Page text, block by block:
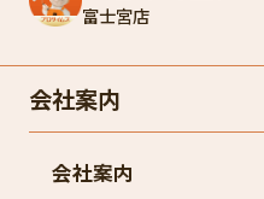
富士宮店
会社案内
会社案内